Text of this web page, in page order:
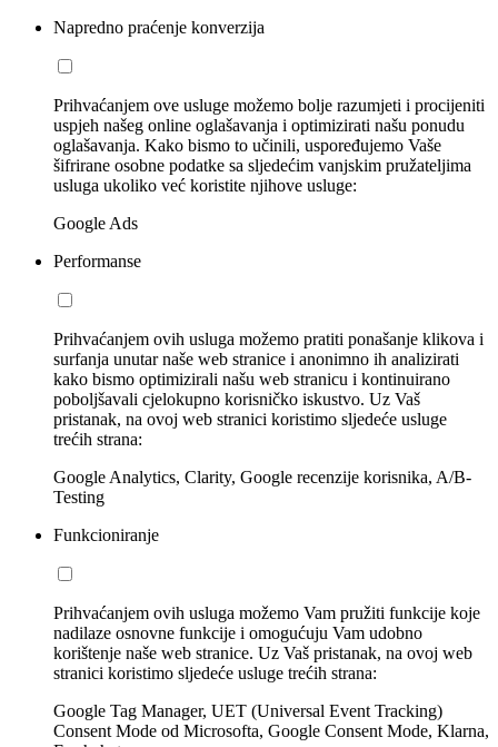
Napredno praćenje konverzija
Prihvaćanjem ove usluge možemo bolje razumjeti i procijeniti
uspjeh našeg online oglašavanja i optimizirati našu ponudu
oglašavanja. Kako bismo to učinili, uspoređujemo Vaše
šifrirane osobne podatke sa sljedećim vanjskim pružateljima
usluga ukoliko već koristite njihove usluge:
Google Ads
Performanse
Prihvaćanjem ovih usluga možemo pratiti ponašanje klikova i
surfanja unutar naše web stranice i anonimno ih analizirati
kako bismo optimizirali našu web stranicu i kontinuirano
poboljšavali cjelokupno korisničko iskustvo. Uz Vaš
pristanak, na ovoj web stranici koristimo sljedeće usluge
trećih strana:
Google Analytics, Clarity, Google recenzije korisnika, A/B-
Testing
Funkcioniranje
Prihvaćanjem ovih usluga možemo Vam pružiti funkcije koje
nadilaze osnovne funkcije i omogućuju Vam udobno
korištenje naše web stranice. Uz Vaš pristanak, na ovoj web
stranici koristimo sljedeće usluge trećih strana:
Google Tag Manager, UET (Universal Event Tracking)
Consent Mode od Microsofta, Google Consent Mode, Klarna,